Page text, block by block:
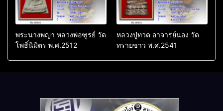
พระนางพญา หลวงพ่อฑูรย์ วัด
โพธิ์นิมิตร พ.ศ.2512
หลวงปู่ทวด อาจารย์นอง วัด
ทรายขาว พ.ศ.2541